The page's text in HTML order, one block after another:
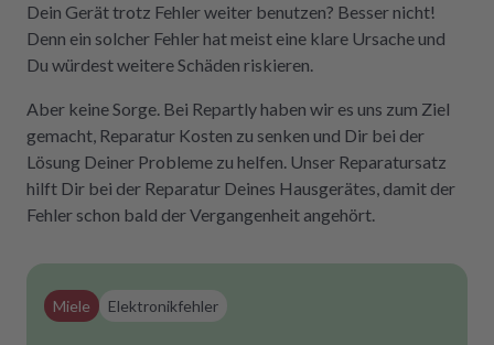
Dein Gerät trotz Fehler weiter benutzen? Besser nicht!
Denn ein solcher Fehler hat meist eine klare Ursache und
Du würdest weitere Schäden riskieren.
Aber keine Sorge. Bei Repartly haben wir es uns zum Ziel
gemacht, Reparatur Kosten zu senken und Dir bei der
Lösung Deiner Probleme zu helfen. Unser Reparatursatz
hilft Dir bei der Reparatur Deines Hausgerätes, damit der
Fehler schon bald der Vergangenheit angehört.
Miele Elektronikfehler